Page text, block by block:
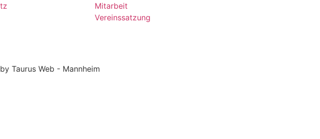
Mitarbeit
Vereinssatzung
Taurus Web - Mannheim